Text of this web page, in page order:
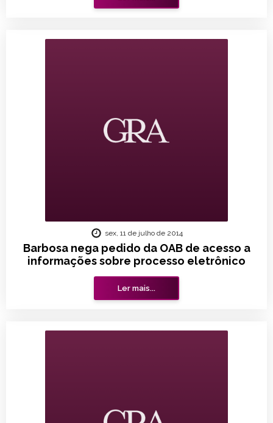
Barbosa nega pedido da OAB de acesso a
informações sobre processo eletrônico
sex, 11 de julho de 2014
Ler mais...